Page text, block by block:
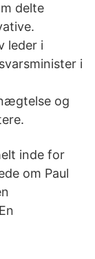
delte
leder i
i
og
inde for
om Paul